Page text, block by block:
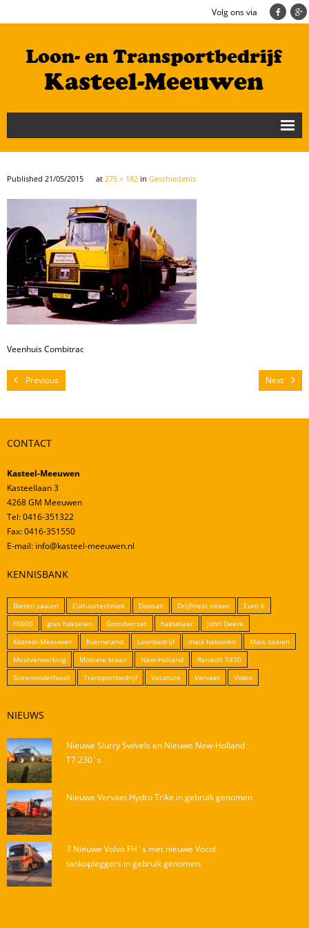
Volg ons via
Nieuws
Loonbedrijf
Transportbedrijf
Cultuurtechniek/Grondwerk
Geschiedenis
Te koop
Mestverwerking
Published 21/05/2015 at 275 × 182 in Geschiedenis
Veenhuis Combitrac
Previous Next
CONTACT
Kasteel-Meeuwen
Kasteellaan 3
4268 GM Meeuwen
Tel: 0416-351322
Fax: 0416-351550
E-mail: info@kasteel-meeuwen.nl
KENNISBANK
Bieten zaaien Cultuurtechniek Doosan Drijfmest mixen
Euro 6
FR600
gras hakselen Grondverzet hakselaar
John Deere
Kasteel-Meeuwen
Kverneland Loonbedrijf mais hakselen
Mais zaaien
Mestverwerking
Mobiele kraan New-Holland
Renault T430
Slotenonderhoud
Transportbedrijf Vacature Vervaet Video
NIEUWS
Nieuwe Slurry Swivels en Nieuwe New-Holland
T7.230`s
Nieuwe Vervaet Hydro Trike in gebruik genomen
3 Nieuwe Volvo FH`s met nieuwe Vocol
tankopleggers in gebruik genomen.